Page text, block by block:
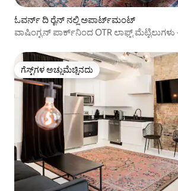
ಓವರ್ನ್ ದಿ ರೈನ್ ನಲ್ಲಿ ಅಪಾರ್ಟ್‌ಮಂಟ್
ವಾಷಿಂಗ್ಟನ್ ಪಾರ್ಕ್‌ನಿಂದ OTR ಲಾಫ್ಟ್
ಗೆಸ್ಟ್‌ಗಳ ಅಚ್ಚುಮೆಚ್ಚಿನದು
ಗೆಸ್ಟ್‌ಗಳ ಅಚ್ಚುಮೆಚ್ಚಿನದು